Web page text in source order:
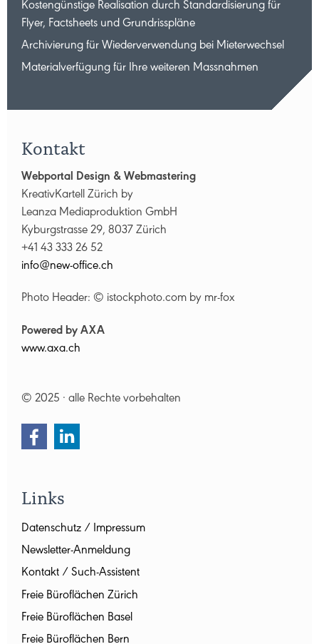
Kostengünstige Realisation durch Standardisierung für
Flyer, Factsheets und Grundrisspläne
Archivierung für Wiederverwendung bei Mieterwechsel
Materialverfügung für Ihre weiteren Massnahmen
Kontakt
Webportal Design & Webmastering
KreativKartell Zürich by
Leanza Mediaproduktion GmbH
Kyburgstrasse 29, 8037 Zürich
+41 43 333 26 52
nf
n w- ffc ch
Photo Header: © istockphoto.com by mr-fox
Powered by AXA
www.axa.ch
© 2025 · alle Rechte vorbehalten
Links
Datenschutz / Impressum
Newsletter-Anmeldung
Kontakt / Such-Assistent
Freie Büroflächen Zürich
Freie Büroflächen Basel
Freie Büroflächen Bern